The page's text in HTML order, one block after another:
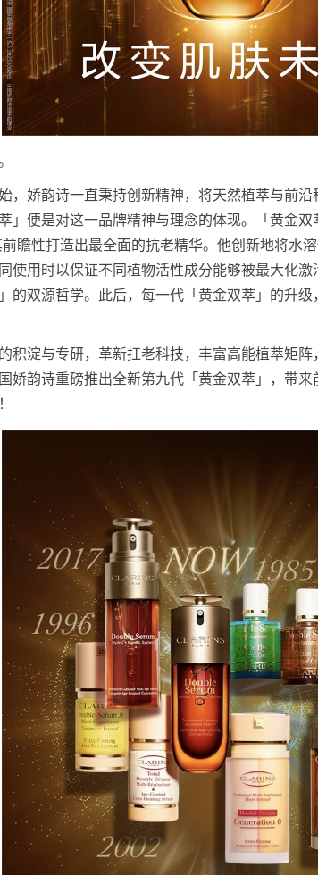
，娇韵诗一直秉持创新精神，将天然植萃与前
」便是对这一品牌精神与理念的体现。「黄金
前瞻性打造出最全面的抗老精华。他创新地将水
使用时以保证不同植物活性成分能够被最大化
的双源哲学。此后，每一代「黄金双萃」的升
积淀与专研，革新扛老科技，丰富高能植萃矩阵
娇韵诗重磅推出全新第九代「黄金双萃」，带